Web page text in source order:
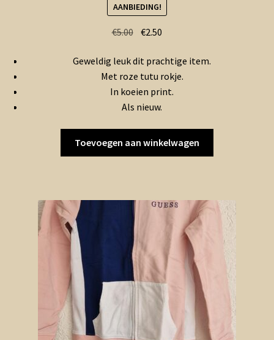
AANBIEDING!
€5.00 Oorspronkelijke
was:
€5.00.
€2.50
is:
€2.50.
Geweldig leuk dit prachtige item.
Met roze tutu rokje.
In koeien print.
Als nieuw.
Toevoegen aan winkelwagen